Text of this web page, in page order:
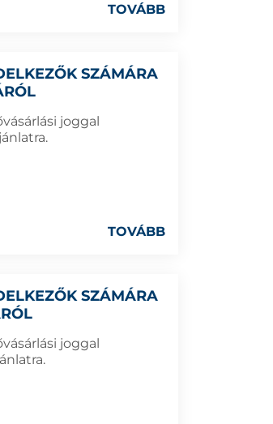
TOVÁBB
SZÁMÁRA
joggal
TOVÁBB
SZÁMÁRA
joggal